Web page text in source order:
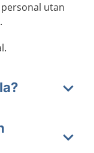
utan